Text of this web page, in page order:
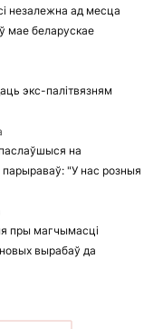
незалежна ад месца
мае беларускае
экс-палітвязням
на
парыраваў: "У нас розныя
пры магчымасці
новых вырабаў да